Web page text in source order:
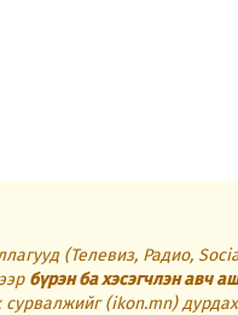
(Телевиз, Радио,
бүрэн ба хэсэгчлэн авч
(ikon.mn)